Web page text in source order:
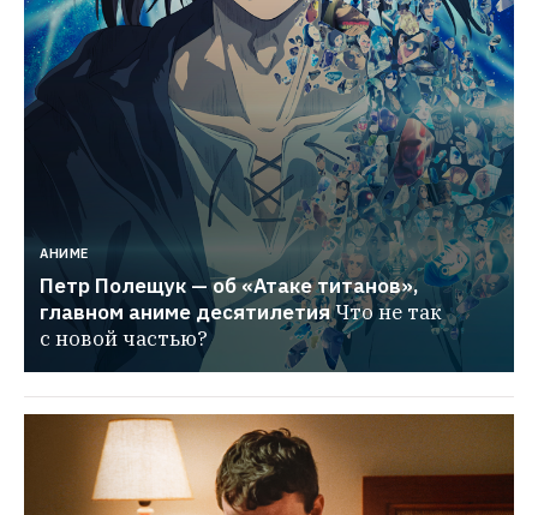
АНИМЕ
Петр Полещук — об «Атаке титанов»,
главном аниме десятилетияЧто не так
с новой частью?